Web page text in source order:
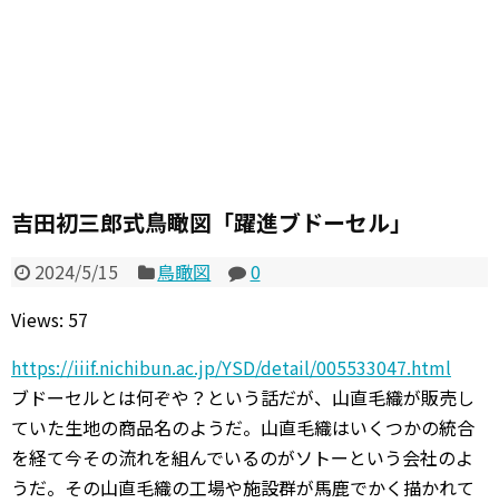
吉田初三郎式鳥瞰図「躍進ブドーセル」
2024/5/15 鳥瞰図
0
Views: 57
https://iiif.nichibun.ac.jp/YSD/detail/005533047.html
ブドーセルとは何ぞや？という話だが、山直毛織が販売し
ていた生地の商品名のようだ。山直毛織はいくつかの統合
を経て今その流れを組んでいるのがソトーという会社のよ
うだ。その山直毛織の工場や施設群が馬鹿でかく描かれて